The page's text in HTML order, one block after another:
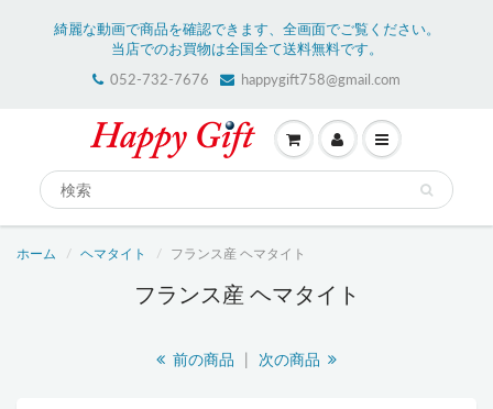
綺麗な動画で商品を確認できます、全画面でご覧ください。
当店でのお買物は全国全て送料無料です。
052-732-7676
happygift758@gmail.com
ホーム ヘマタイト フランス産 ヘマタイト
フランス産 ヘマタイト
前の商品 | 次の商品